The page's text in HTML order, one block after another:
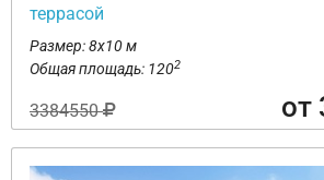
террасой
Размер: 8х10 м
Общая площадь: 1202
3384550 от